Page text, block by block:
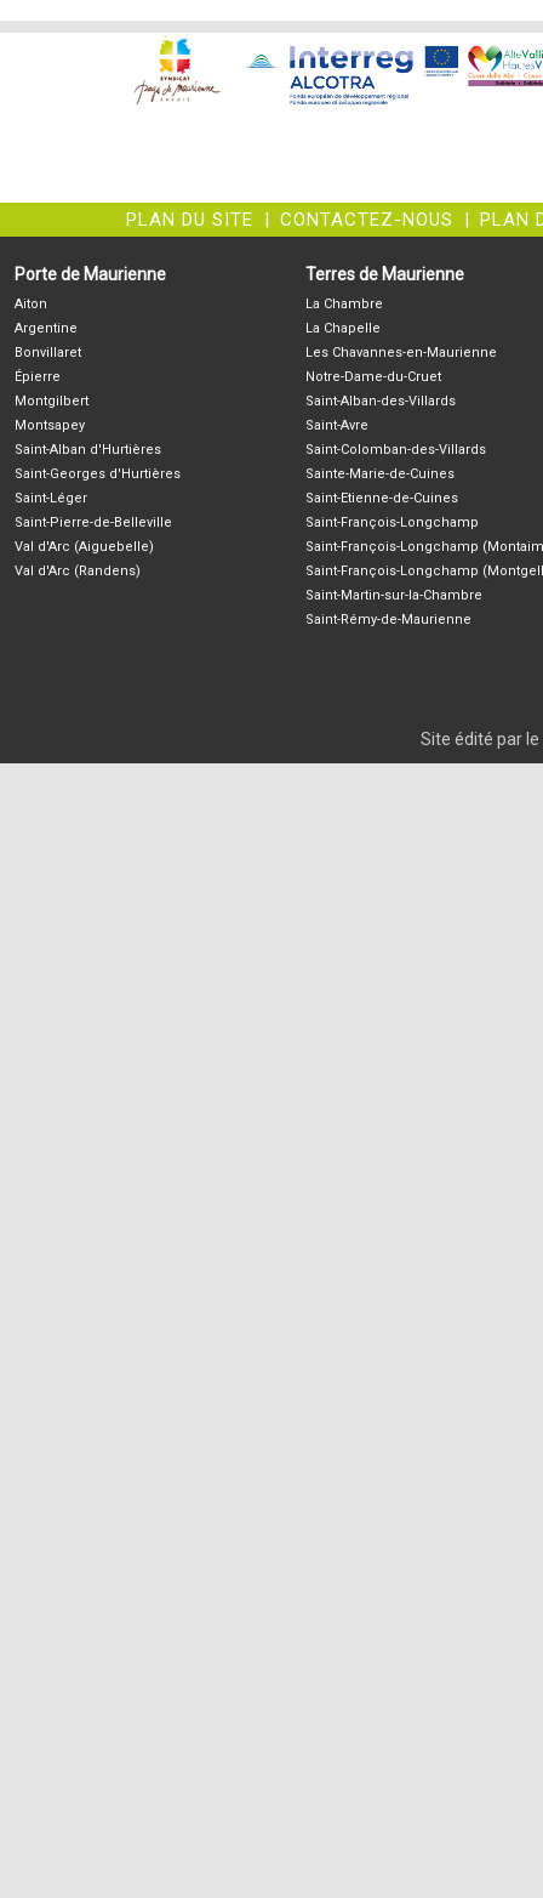
PLAN DU SITE | CONTACTEZ-NOUS | PLAN
Porte de Maurienne
Aiton
Argentine
Bonvillaret
Épierre
Montgilbert
Montsapey
Saint-Alban d'Hurtières
Saint-Georges d'Hurtières
Saint-Léger
Saint-Pierre-de-Belleville
Val d'Arc (Aiguebelle)
Val d'Arc (Randens)
Terres de Maurienne
La Chambre
La Chapelle
Les Chavannes-en-Maurienne
Notre-Dame-du-Cruet
Saint-Alban-des-Villards
Saint-Avre
Saint-Colomban-des-Villards
Sainte-Marie-de-Cuines
Saint-Etienne-de-Cuines
Saint-François-Longchamp
Saint-François-Longchamp
Saint-François-Longchamp
Saint-Martin-sur-la-Chambre
Saint-Rémy-de-Maurienne
Site édité par